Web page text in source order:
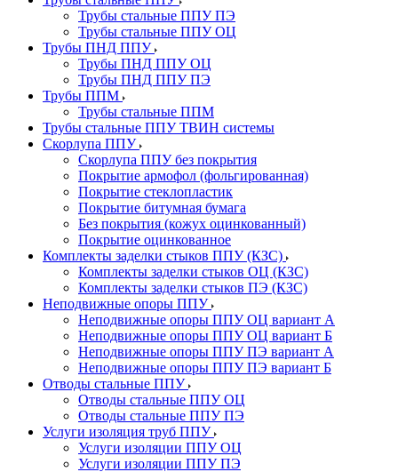
Трубы стальные ППУ ПЭ
Трубы стальные ППУ ОЦ
Трубы ПНД ППУ
Трубы ПНД ППУ ОЦ
Трубы ПНД ППУ ПЭ
Трубы ППМ
Трубы стальные ППМ
Трубы стальные ППУ ТВИН системы
Скорлупа ППУ
Скорлупа ППУ без покрытия
Покрытие армофол (фольгированная)
Покрытие стеклопластик
Покрытие битумная бумага
Без покрытия (кожух оцинкованный)
Покрытие оцинкованное
Комплекты заделки стыков ППУ (КЗС)
Комплекты заделки стыков ОЦ (КЗС)
Комплекты заделки стыков ПЭ (КЗС)
Неподвижные опоры ППУ
Неподвижные опоры ППУ ОЦ вариант А
Неподвижные опоры ППУ ОЦ вариант Б
Неподвижные опоры ППУ ПЭ вариант А
Неподвижные опоры ППУ ПЭ вариант Б
Отводы стальные ППУ
Отводы стальные ППУ ОЦ
Отводы стальные ППУ ПЭ
Услуги изоляция труб ППУ
Услуги изоляции ППУ ОЦ
Услуги изоляции ППУ ПЭ